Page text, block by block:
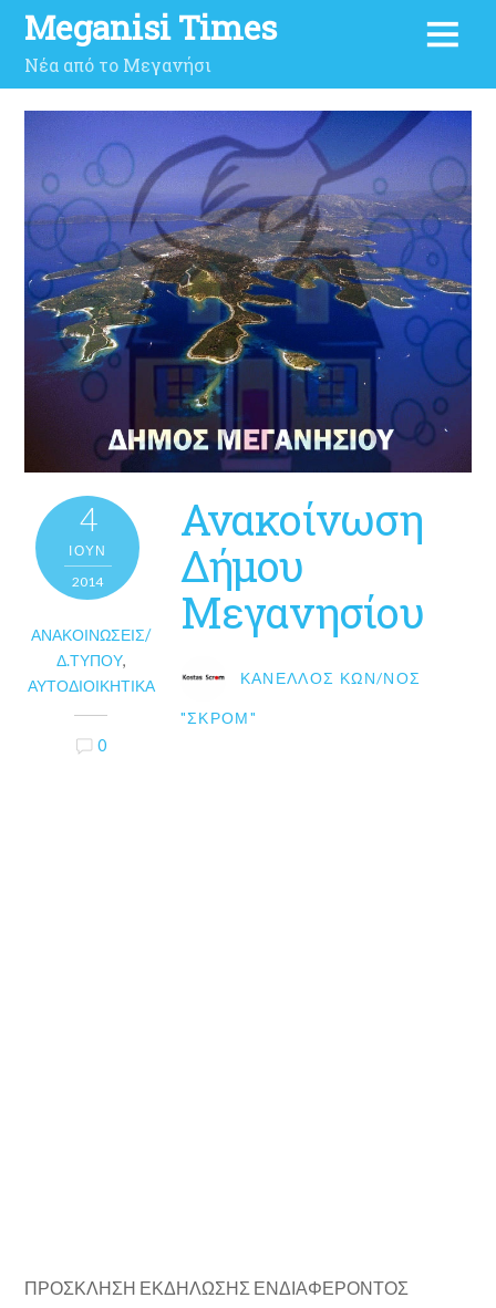
Meganisi Times
Νέα από το Μεγανήσι
4
ΙΟΎΝ
2014
ΑΝΑΚΟΙΝΏΣΕΙΣ/
Δ.ΤΎΠΟΥ,
ΑΥΤΟΔΙΟΙΚΗΤΙΚΆ
0
Ανακοίνωση
Δήμου
Μεγανησίου
ΚΑΝΈΛΛΟΣ ΚΩΝ/ΝΟΣ
"ΣΚΡΟΜ"
ΠΡΟΣΚΛΗΣΗ ΕΚΔΗΛΩΣΗΣ ΕΝΔΙΑΦΕΡΟΝΤΟΣ